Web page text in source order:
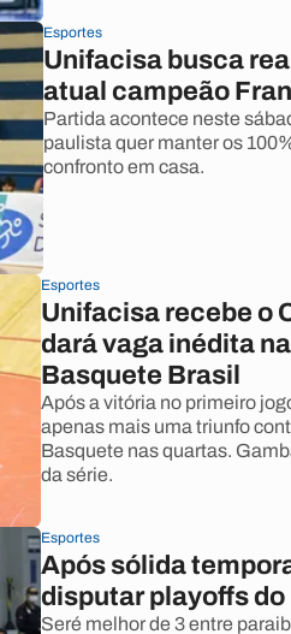
Esportes
Unifacisa busca
atual campeão
Partida acontece neste
paulista quer manter os
confronto em casa.
Esportes
Unifacisa recebe o
dará vaga inédita
Basquete Brasil
Após a vitória no primeiro
apenas mais uma triunfo
Basquete nas quartas.
da série.
Esportes
Após sólida
disputar playoffs do
Seré melhor de 3 entre